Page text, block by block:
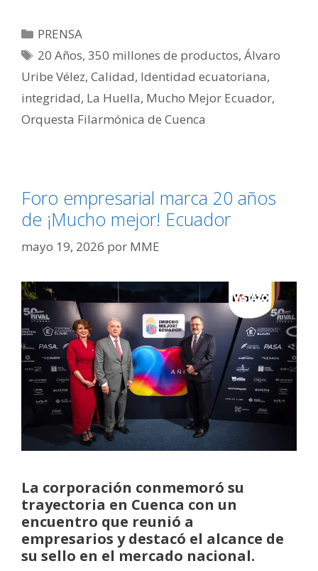
PRENSA
20 Años,350 millones de productos,Álvaro
Uribe Vélez, Calidad, Identidad ecuatoriana,
integridad, La Huella, Mucho Mejor Ecuador,
Orquesta Filarmónica de Cuenca
Foro empresarial marca 20 años
de ¡Mucho mejor! Ecuador
mayo 19, 2026 por MME
La corporación conmemoró su
trayectoria en Cuenca con un
encuentro que reunió a
empresarios y destacó el alcance de
su sello en el mercado nacional.